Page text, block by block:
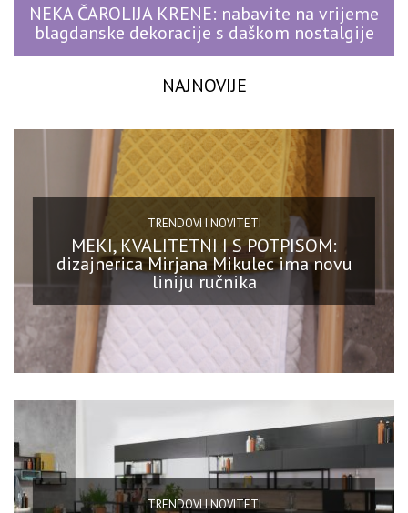
NEKA ČAROLIJA KRENE: nabavite na vrijeme
blagdanske dekoracije s daškom nostalgije
NAJNOVIJE
TRENDOVI I NOVITETI
MEKI, KVALITETNI I S POTPISOM:
dizajnerica Mirjana Mikulec ima novu
liniju ručnika
TRENDOVI I NOVITETI